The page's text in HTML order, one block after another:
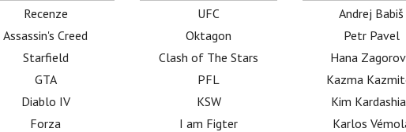
Recenze
Assassin's Creed
Starfield
GTA
Diablo IV
Forza
UFC
Oktagon
Clash of The Stars
PFL
KSW
I am Figter
Andrej Babiš
Petr Pavel
Hana
Kazma
Kim
Karlos